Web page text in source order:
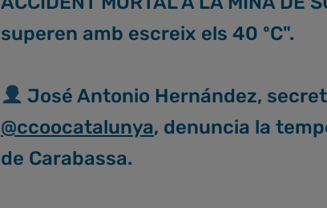
superen amb escreix els 40 ºC".
José Antonio Hernández,
@ccoocatalunya, denuncia la
de Carabassa.